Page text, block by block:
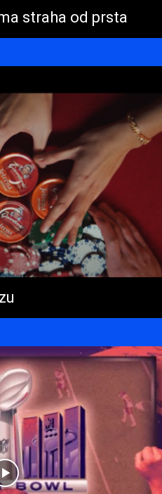
straha od prsta